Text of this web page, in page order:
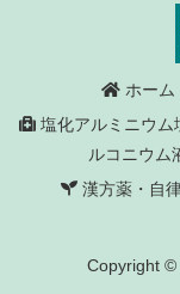
ホーム
塩化アルミニウム
ルコニウム
漢方薬・自
Copyright ©